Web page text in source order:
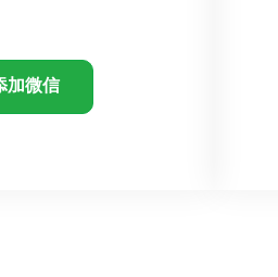
加微信